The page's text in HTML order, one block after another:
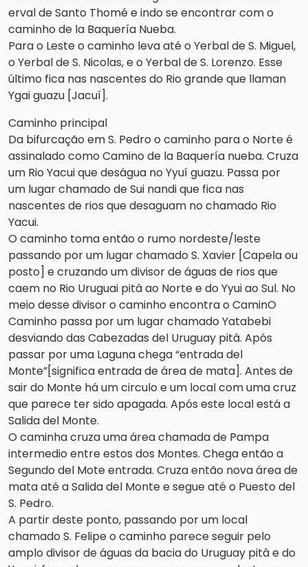
erval de Santo Thomé e indo se encontrar com o
caminho de la Baquería Nueba.
Para o Leste o caminho leva até o Yerbal de S. Miguel,
o Yerbal de S. Nicolas, e o Yerbal de S. Lorenzo. Esse
último fica nas nascentes do Rio grande que llaman
Ygai guazu [Jacuí].
Caminho principal
Da bifurcação em S. Pedro o caminho para o Norte é
assinalado como Camino de la Baquería nueba. Cruza
um Rio Yacui que deságua no Yyuí guazu. Passa por
um lugar chamado de Sui nandi que fica nas
nascentes de rios que desaguam no chamado Rio
Yacui.
O caminho toma então o rumo nordeste/leste
passando por um lugar chamado S. Xavier [Capela ou
posto] e cruzando um divisor de águas de rios que
caem no Rio Uruguai pitâ ao Norte e do Yyui ao Sul. No
meio desse divisor o caminho encontra o CaminO
Caminho passa por um lugar chamado Yatabebi
desviando das Cabezadas del Uruguay pitâ. Após
passar por uma Laguna chega “entrada del
Monte”[significa entrada de área de mata]. Antes de
sair do Monte há um circulo e um local com uma cruz
que parece ter sido apagada. Após este local está a
Salida del Monte.
O caminha cruza uma área chamada de Pampa
intermedio entre estos dos Montes. Chega então a
Segundo del Mote entrada. Cruza então nova área de
mata até a Salida del Monte e segue até o Puesto del
S. Pedro.
A partir deste ponto, passando por um local
chamado S. Felipe o caminho parece seguir pelo
amplo divisor de águas da bacia do Uruguay pitâ e do